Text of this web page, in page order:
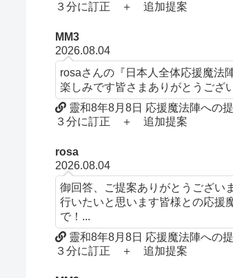
３分に訂正 ＋ 追加提案
MM3
2026.08.04
rosaさんの『日本人全体応援魔
楽しみです皆さまありがとうご
靈和8年8月8日 応援魔法陣へ
３分に訂正 ＋ 追加提案
rosa
2026.08.04
御回答、ご提案ありがとうござい
行いたいと思います皆様との応援
で！...
靈和8年8月8日 応援魔法陣へ
３分に訂正 ＋ 追加提案